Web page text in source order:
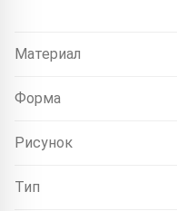
Материал
Форма
Рисунок
Тип